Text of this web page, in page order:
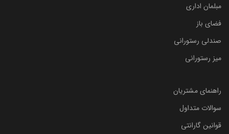
مبلمان اداری
فضای باز
صندلی رستورانی
میز رستورانی
راهنمای مشتریان
سوالات متداول
قوانین گارانتی